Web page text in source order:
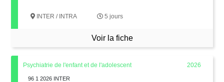
INTER / INTRA 5 jours
Voir la fiche
Psychiatrie de l'enfant et de l'adolescent 2026
96 1 2026 INTER